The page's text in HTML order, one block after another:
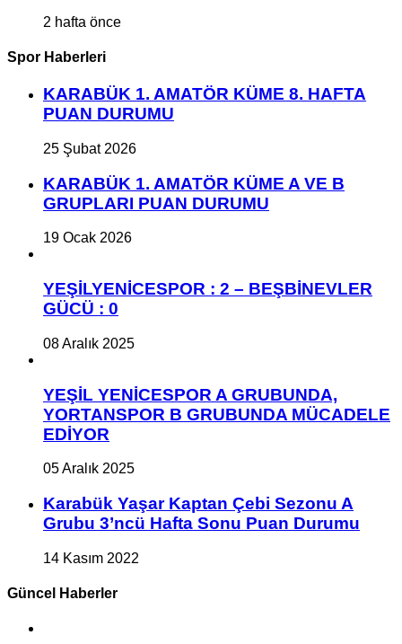
2 hafta önce
Spor Haberleri
KARABÜK 1. AMATÖR KÜME 8. HAFTA
PUAN DURUMU
25 Şubat 2026
KARABÜK 1. AMATÖR KÜME A VE B
GRUPLARI PUAN DURUMU
19 Ocak 2026
YEŞİLYENİCESPOR : 2 – BEŞBİNEVLER
GÜCÜ : 0
08 Aralık 2025
YEŞİL YENİCESPOR A GRUBUNDA,
YORTANSPOR B GRUBUNDA MÜCADELE
EDİYOR
05 Aralık 2025
Karabük Yaşar Kaptan Çebi Sezonu A
Grubu 3’ncü Hafta Sonu Puan Durumu
14 Kasım 2022
Güncel Haberler